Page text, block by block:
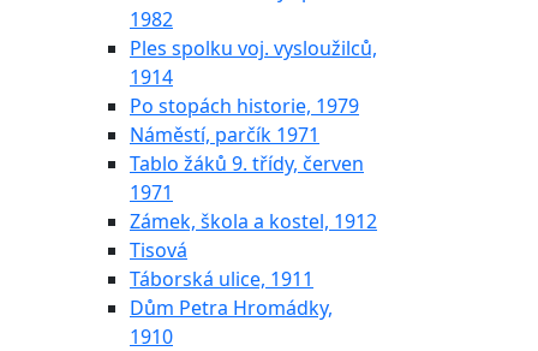
1982
Ples spolku voj. vysloužilců,
1914
Po stopách historie, 1979
Náměstí, parčík 1971
Tablo žáků 9. třídy, červen
1971
Zámek, škola a kostel, 1912
Tisová
Táborská ulice, 1911
Dům Petra Hromádky,
1910